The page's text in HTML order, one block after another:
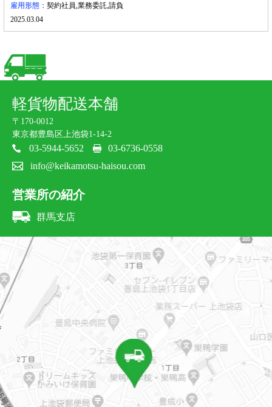
雇用形態： 契約社員,業務委託,請負
2025.03.04
軽貨物配送本舗
〒170-0012
東京都豊島区上池袋1-14-2
03-5944-5652
03-6736-0558
info@keikamotsu-haisou.com
営業所の紹介
群馬支店